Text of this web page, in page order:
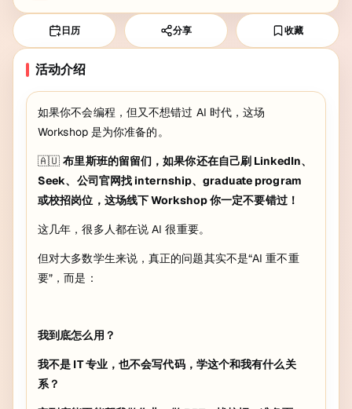
日历 分享 收藏
活动介绍
如果你不会编程，但又不想错过 AI 时代，这场
Workshop 是为你准备的。
🇦🇺布里斯班的留留们，如果你还在自己刷 LinkedIn、
Seek、公司官网找 internship、graduate program
或校招岗位，这场线下 Workshop 你一定不要错过！
这几年，很多人都在说 AI 很重要。
但对大多数学生来说，真正的问题其实不是“AI 重不重
要”，而是：
我到底怎么用？
我不是 IT 专业，也不会写代码，学这个和我有什么关
系？